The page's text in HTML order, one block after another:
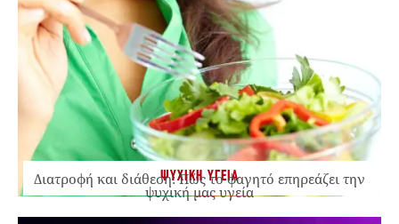
ΨΥΧΙΚΗ ΥΓΕΙΑ
Διατροφή και διάθεση: Πώς το φαγητό επηρεάζει την
ψυχική μας υγεία